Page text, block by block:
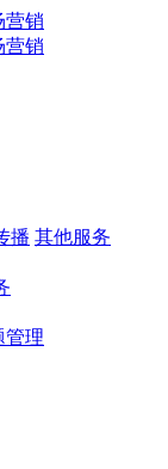
播 其他服务
管理